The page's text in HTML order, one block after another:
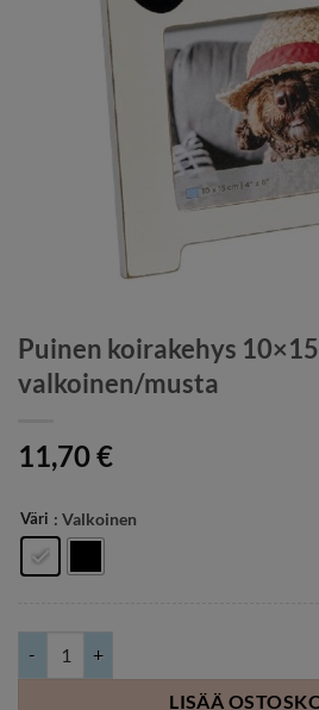
Puinen koirakehys
valkoinen/musta
11,70€
Väri : Valkoinen
LISÄÄ